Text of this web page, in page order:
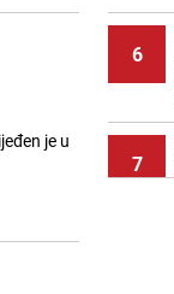
je u
6
7